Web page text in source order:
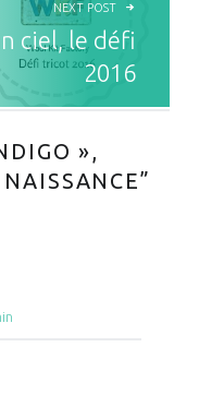
NEXT POST
ciel, le défi
2016
»,
”